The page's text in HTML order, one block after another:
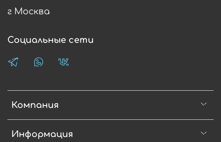
Компания
Информация
г Москва
Социальные сети